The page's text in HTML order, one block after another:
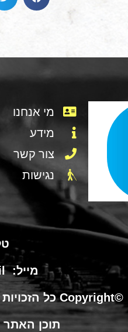
מי אנחנו
מידע
צור קשר
נגישות
מייל: shifra@bukovina.org.il
©Copyright כל הזכויות שמורות לארגון עולמי של יהודי בוקובינה
תוכן האתר